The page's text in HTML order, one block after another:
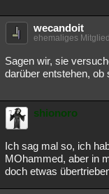
wecandoit
ehemaliges Mitglied
Sagen wir, sie
darüber entstehen, ob
shionoro
Ich sag mal so, ich
MOhammed, aber in
doch etwas